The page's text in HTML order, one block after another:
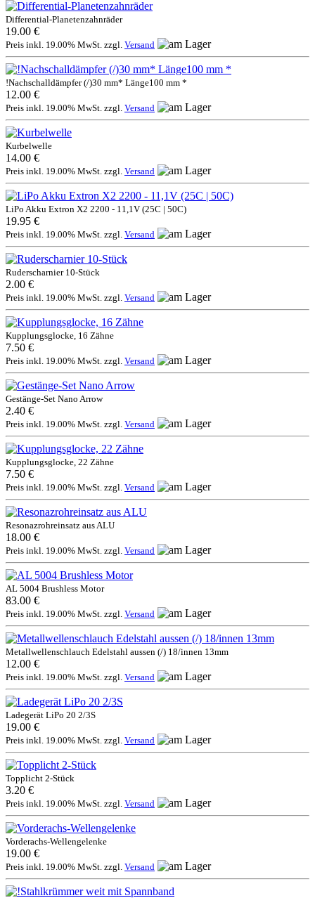
Differential-Planetenzahnräder
19.00 €
Preis inkl. 19.00% MwSt. zzgl. Versand
!Nachschalldämpfer (/)30 mm* Länge100 mm *
12.00 €
Preis inkl. 19.00% MwSt. zzgl. Versand
Kurbelwelle
14.00 €
Preis inkl. 19.00% MwSt. zzgl. Versand
LiPo Akku Extron X2 2200 - 11,1V (25C | 50C)
19.95 €
Preis inkl. 19.00% MwSt. zzgl. Versand
Ruderscharnier 10-Stück
2.00 €
Preis inkl. 19.00% MwSt. zzgl. Versand
Kupplungsglocke, 16 Zähne
7.50 €
Preis inkl. 19.00% MwSt. zzgl. Versand
Gestänge-Set Nano Arrow
2.40 €
Preis inkl. 19.00% MwSt. zzgl. Versand
Kupplungsglocke, 22 Zähne
7.50 €
Preis inkl. 19.00% MwSt. zzgl. Versand
Resonazrohreinsatz aus ALU
18.00 €
Preis inkl. 19.00% MwSt. zzgl. Versand
AL 5004 Brushless Motor
83.00 €
Preis inkl. 19.00% MwSt. zzgl. Versand
Metallwellenschlauch Edelstahl aussen (/) 18/innen 13mm
12.00 €
Preis inkl. 19.00% MwSt. zzgl. Versand
Ladegerät LiPo 20 2/3S
19.00 €
Preis inkl. 19.00% MwSt. zzgl. Versand
Topplicht 2-Stück
3.20 €
Preis inkl. 19.00% MwSt. zzgl. Versand
Vorderachs-Wellengelenke
19.00 €
Preis inkl. 19.00% MwSt. zzgl. Versand